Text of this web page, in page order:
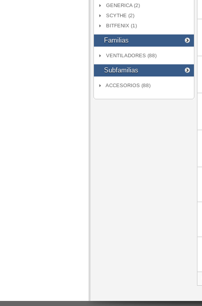
GENERICA (2)
SCYTHE (2)
BITFENIX (1)
Familias
VENTILADORES (88)
Subfamilias
ACCESORIOS (88)